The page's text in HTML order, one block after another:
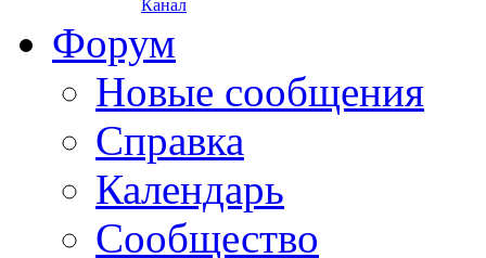
Форум
Новые сообщения
Справка
Календарь
Сообщество